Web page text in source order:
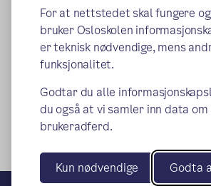
For at nettstedet skal fungere
bruker Osloskolen
er teknisk nødvendige, mens
funksjonalitet.
Godtar du alle
du også at vi samler inn data
brukeradferd.
Kun nødvendige Godta
Kontakt oss hvis du lurer på hvilke
Du finner vår kontaktinformasjon her.